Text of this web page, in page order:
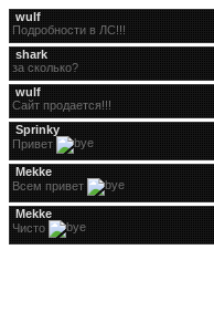
wulf
Подробности в ЛС!!!
shark
за сколько?
wulf
Сайт продается!!!
Sprinky
Привет
Mekke
Всем привет
Mekke
Чисто